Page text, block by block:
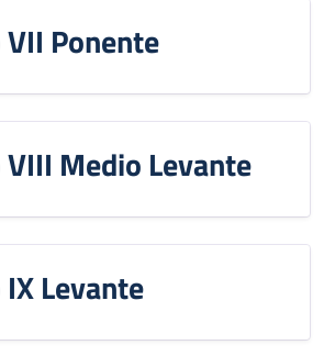
Ponente
Medio Levante
Levante